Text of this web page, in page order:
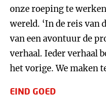
onze roeping te
wereld. ‘In de reis van
van een avontuur de
verhaal. Ieder verhaal
het vorige. We maken
EIND GOED